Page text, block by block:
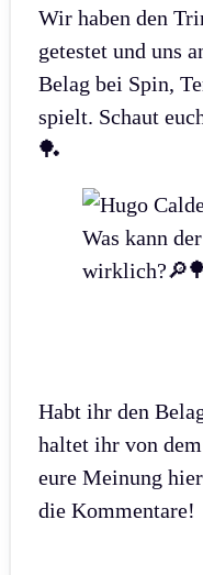
Wir haben den
getestet und uns
Belag bei Spin,
spielt. Schaut
🏓
Habt ihr den
haltet ihr von
eure Meinung
die Kommentare!